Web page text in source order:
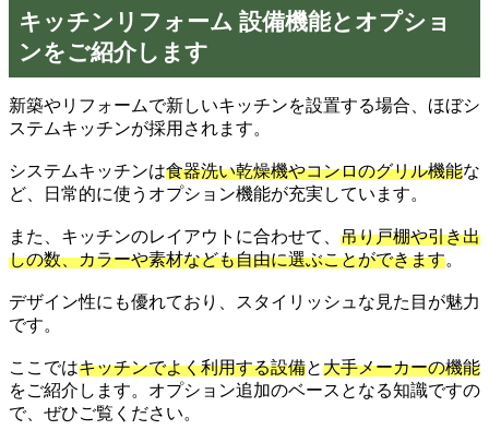
キッチンリフォーム 設備機能とオプショ
ンをご紹介します
新築やリフォームで新しいキッチンを設置する場合、ほぼシ
ステムキッチンが採用されます。
システムキッチンは食器洗い乾燥機やコンロのグリル機能な
ど、日常的に使うオプション機能が充実しています。
また、キッチンのレイアウトに合わせて、 吊り戸棚や引き出
しの数、カラーや素材なども自由に選ぶことができます。
デザイン性にも優れており、スタイリッシュな見た目が魅力
です。
ここではキッチンでよく利用する設備と大手メーカーの機能
をご紹介します。オプション追加のベースとなる知識ですの
で、ぜひご覧ください。